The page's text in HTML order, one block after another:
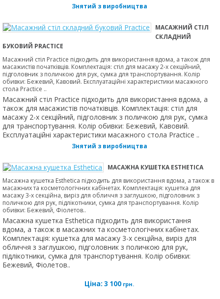
Знятий з виробництва
МАСАЖНИЙ СТІЛ
СКЛАДНИЙ
БУКОВИЙ PRACTICE
Масажний стіл Practice підходить для використання вдома, а також для
масажистів початківців. Комплектація: стіл для масажу 2-х секційний,
підголовник з поличкою для рук, сумка для транспортування. Колір
обивки: Бежевий, Кавовий. Експлуатаційні характеристики масажного
стола Practice ..
Масажний стіл Practice підходить для використання вдома, а
також для масажистів початківців. Комплектація: стіл для
масажу 2-х секційний, підголовник з поличкою для рук, сумка
для транспортування. Колір обивки: Бежевий, Кавовий.
Експлуатаційні характеристики масажного стола Practice ..
Знятий з виробництва
МАСАЖНА КУШЕТКА ESTHETICA
Масажна кушетка Esthetica підходить для використання вдома, а також в
масажних та косметологічних кабінетах. Комплектація: кушетка для
масажу 3-х секційна, виріз для обличчя з заглушкою, підголовник з
поличкою для рук, підлікотники, сумка для транспортування. Колір
обивки: Бежевий, Фіолетов..
Масажна кушетка Esthetica підходить для використання
вдома, а також в масажних та косметологічних кабінетах.
Комплектація: кушетка для масажу 3-х секційна, виріз для
обличчя з заглушкою, підголовник з поличкою для рук,
підлікотники, сумка для транспортування. Колір обивки:
Бежевий, Фіолетов..
Ціна: 3 100 грн.